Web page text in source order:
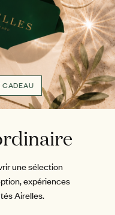
CADEAU
une sélection
expériences
Airelles.